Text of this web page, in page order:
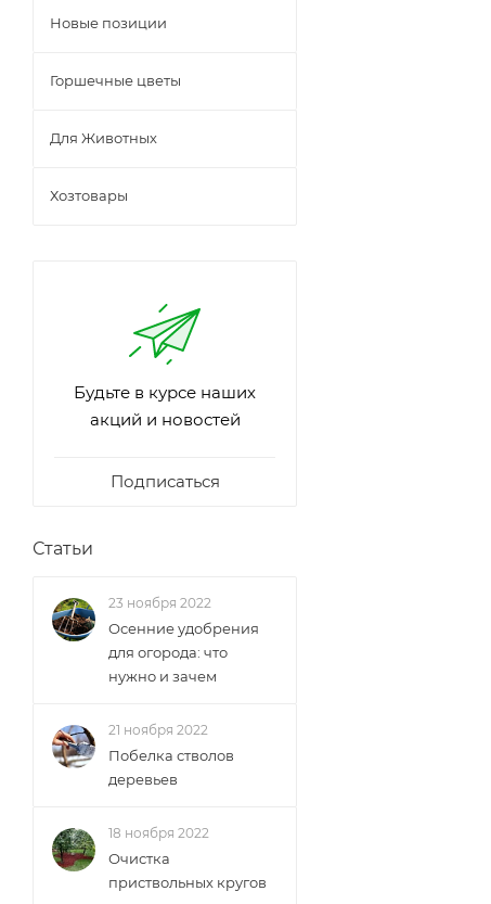
Новые позиции
Горшечные цветы
Для Животных
Хозтовары
Будьте в курсе наших
акций и новостей
Подписаться
Статьи
23 ноября 2022
Осенние удобрения
для огорода: что
нужно и зачем
21 ноября 2022
Побелка стволов
деревьев
18 ноября 2022
Очистка
приствольных кругов